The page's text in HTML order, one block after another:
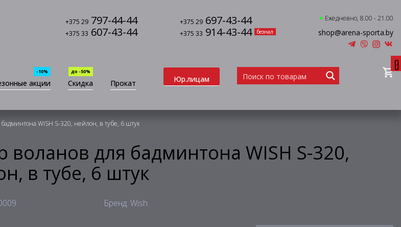
+375 29 797-44-44 +375 29 697-43-44
+375 33 607-43-44 +375 33 914-43-44 безнал
Ежедневно, 8.00 - 21.00
shop@arena-sporta.by
акции
-10%
Скидка
до -50%
Прокат Юр.лицам
0
WISH S-320, нейлон, в тубе, 6 штук
воланов для бадминтона WISH S-320,
в тубе, 6 штук
Бренд: Wish